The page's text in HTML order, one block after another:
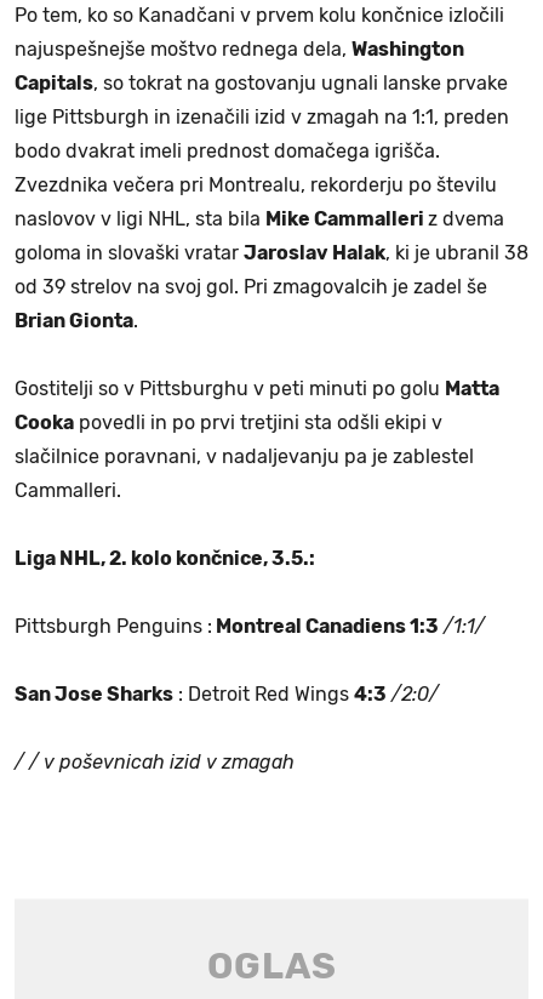
Po tem, ko so Kanadčani v prvem kolu končnice izločili
najuspešnejše moštvo rednega dela, Washington
Capitals, so tokrat na gostovanju ugnali lanske prvake
lige Pittsburgh in izenačili izid v zmagah na 1:1, preden
bodo dvakrat imeli prednost domačega igrišča.
Zvezdnika večera pri Montrealu, rekorderju po številu
naslovov v ligi NHL, sta bila Mike Cammalleri z dvema
goloma in slovaški vratar Jaroslav Halak, ki je ubranil 38
od 39 strelov na svoj gol. Pri zmagovalcih je zadel še
Brian Gionta.
Gostitelji so v Pittsburghu v peti minuti po golu Matta
Cooka povedli in po prvi tretjini sta odšli ekipi v
slačilnice poravnani, v nadaljevanju pa je zablestel
Cammalleri.
Liga NHL, 2. kolo končnice, 3.5.:
Pittsburgh Penguins : Montreal Canadiens 1:3 /1:1/
San Jose Sharks : Detroit Red Wings 4:3 /2:0/
/ / v poševnicah izid v zmagah